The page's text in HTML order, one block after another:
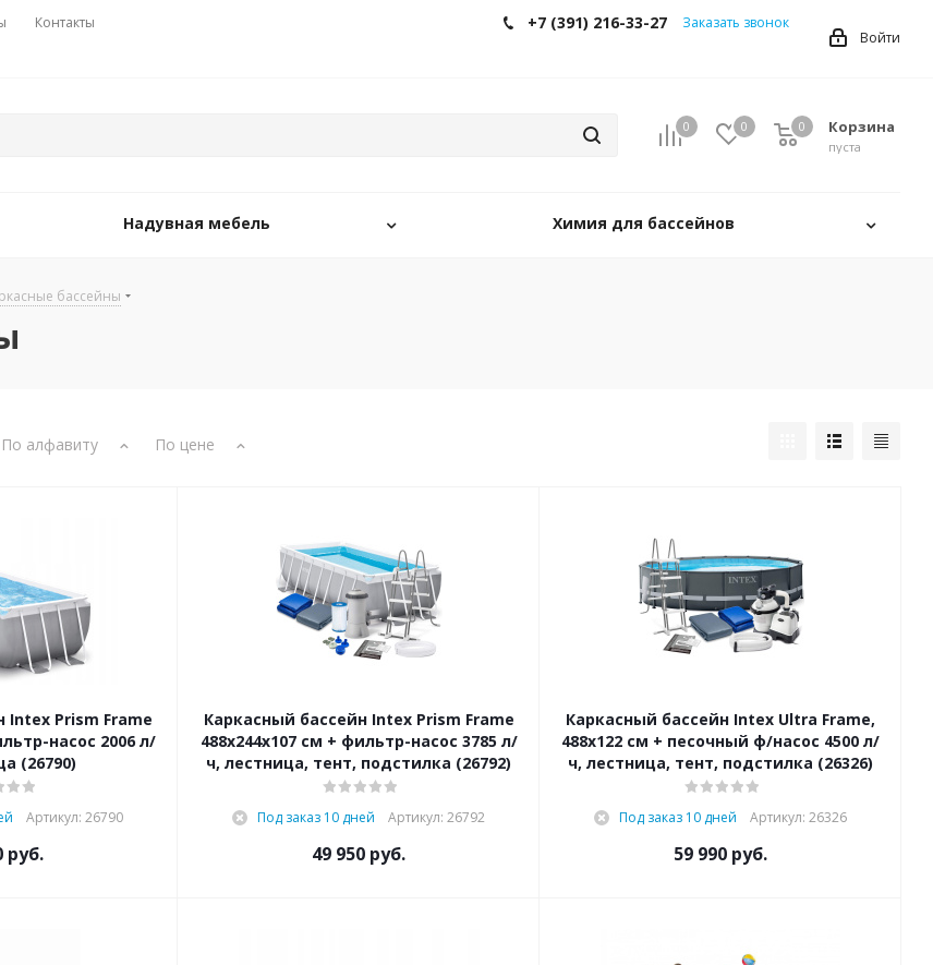
Контакты
Войти
+7 (391) 216-33-27 Заказать звонок
0 0 Корзина
0
пуста
0
Надувная мебель Химия для бассейнов
бассейны
По алфавиту По цене
Intex Prism Frame
насос 2006 л/
(26790)
Артикул: 26790
руб.
Каркасный бассейн Intex Prism Frame
488х244х107 см + фильтр-насос 3785 л/
ч, лестница, тент, подстилка (26792)
Под заказ 10 дней Артикул: 26792
49 950 руб.
Каркасный бассейн Intex Ultra Frame,
488х122 см + песочный ф/насос 4500 л/
ч, лестница, тент, подстилка (26326)
Под заказ 10 дней Артикул: 26326
59 990 руб.